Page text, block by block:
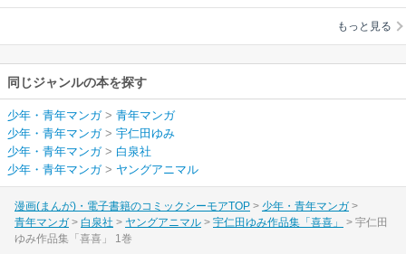
もっと見る
同じジャンルの本を探す
少年・青年マンガ> 青年マンガ
少年・青年マンガ> 宇仁田ゆみ
少年・青年マンガ> 白泉社
少年・青年マンガ> ヤングアニマル
漫画(まんが)・電子書籍のコミックシーモアTOP
少年・青年マンガ
青年マンガ
白泉社 ヤングアニマル 宇仁田ゆみ作品集「喜喜」
宇仁田
ゆみ作品集「喜喜」 1巻